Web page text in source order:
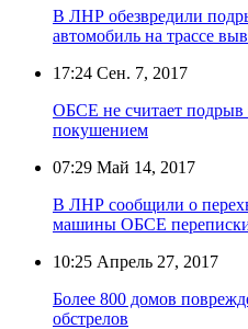
В ЛНР обезвредили
автомобиль на трассе
17:24 Сен. 7, 2017
ОБСЕ не считает подрыв
покушением
07:29 Май 14, 2017
В ЛНР сообщили о
машины ОБСЕ
10:25 Апрель 27, 2017
Более 800 домов
обстрелов